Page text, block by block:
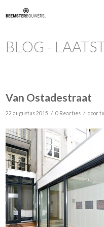
BLOG -
Van Ostadestraat
22 augustus 2015 / 0 Reacties / door